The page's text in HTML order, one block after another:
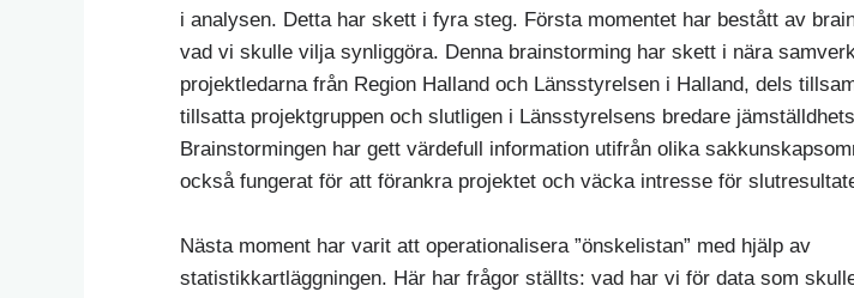
i analysen. Detta har skett i fyra steg. Första momentet har bestått av
vad vi skulle vilja synliggöra. Denna brainstorming har skett i nära
projektledarna från Region Halland och Länsstyrelsen i Halland, dels
tillsatta projektgruppen och slutligen i Länsstyrelsens bredare
Brainstormingen har gett värdefull information utifrån olika
också fungerat för att förankra projektet och väcka intresse för
Nästa moment har varit att operationalisera ”önskelistan” med hjälp av
statistikkartläggningen. Här har frågor ställts: vad har vi för data som